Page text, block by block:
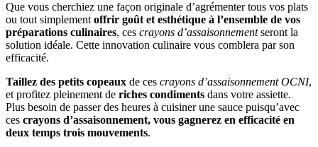
Que vous cherchiez une façon originale d’agrémenter tous vos plats
ou tout simplement offrir goût et esthétique à l’ensemble de vos
préparations culinaires, ces crayons d’assaisonnementseront la
solution idéale. Cette innovation culinaire vous comblera par son
efficacité.
Taillez des petits copeaux de ces crayons d’assaisonnement OCNI,
et profitez pleinement de riches condiments dans votre assiette.
Plus besoin de passer des heures à cuisiner une sauce puisqu’avec
ces crayons d’assaisonnement, vous gagnerez en efficacité en
deux temps trois mouvements.